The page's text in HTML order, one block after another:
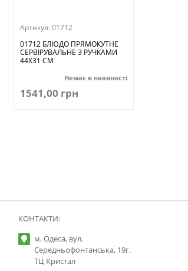
Артикул:01712
01712 БЛЮДО ПРЯМОКУТНЕ
СЕРВІРУВАЛЬНЕ З РУЧКАМИ
44Х31 СМ
Немає в наявності
1541,00 грн
КОНТАКТИ:
м. Одеса, вул.
Середньофонтанська, 19г.
ТЦ Кристал